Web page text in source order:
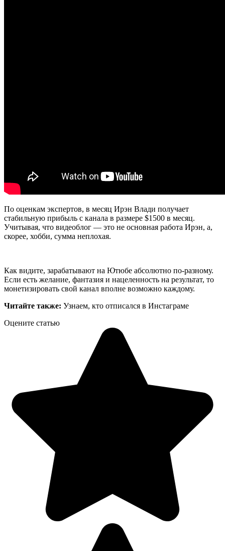
По оценкам экспертов, в месяц Ирэн Влади получает
стабильную прибыль с канала в размере $1500 в месяц.
Учитывая, что видеоблог — это не основная работа Ирэн, а,
скорее, хобби, сумма неплохая.
Как видите, зарабатывают на Ютюбе абсолютно по-разному.
Если есть желание, фантазия и нацеленность на результат, то
монетизировать свой канал вполне возможно каждому.
Читайте также: Узнаем, кто отписался в Инстаграме
Оцените статью